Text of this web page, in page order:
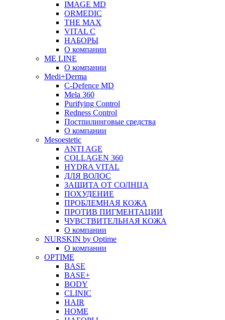
IMAGE MD
ORMEDIC
THE MAX
VITAL C
НАБОРЫ
О компании
ME LINE
О компании
Medi+Derma
C-Defence MD
Mela 360
Purifying Control
Redness Control
Постпилинговые средства
О компании
Mesoestetic
ANTI AGE
COLLAGEN 360
HYDRA VITAL
ДЛЯ ВОЛОС
ЗАЩИТА ОТ СОЛНЦА
ПОХУДЕНИЕ
ПРОБЛЕМНАЯ КОЖА
ПРОТИВ ПИГМЕНТАЦИИ
ЧУВСТВИТЕЛЬНАЯ КОЖА
О компании
NURSKIN by Optime
О компании
OPTIME
BASE
BASE+
BODY
CLINIC
HAIR
HOME